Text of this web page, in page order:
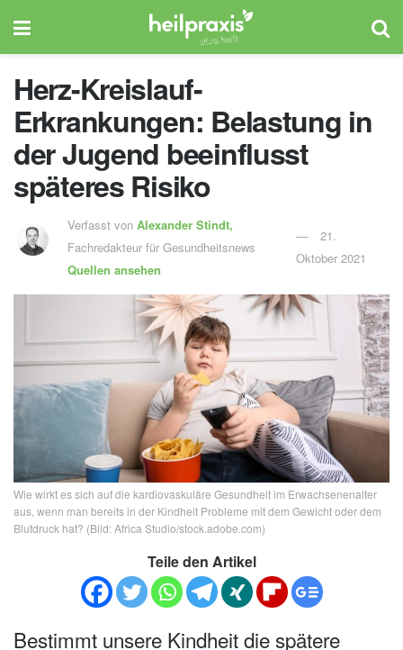
Herz-Kreislauf-
Erkrankungen: Belastung in
der Jugend beeinflusst
späteres Risiko
Verfasst vonAlexander Stindt,
Fachredakteur für Gesundheitsnews
Quellen ansehen
21.
Oktober 2021
Wie wirkt es sich auf die kardiovaskuläre Gesundheit im Erwachsenenalter
aus, wenn man bereits in der Kindheit Probleme mit dem Gewicht oder dem
Blutdruck hat? (Bild: Africa Studio/stock.adobe.com)
Teile den Artikel
Bestimmt unsere Kindheit die spätere